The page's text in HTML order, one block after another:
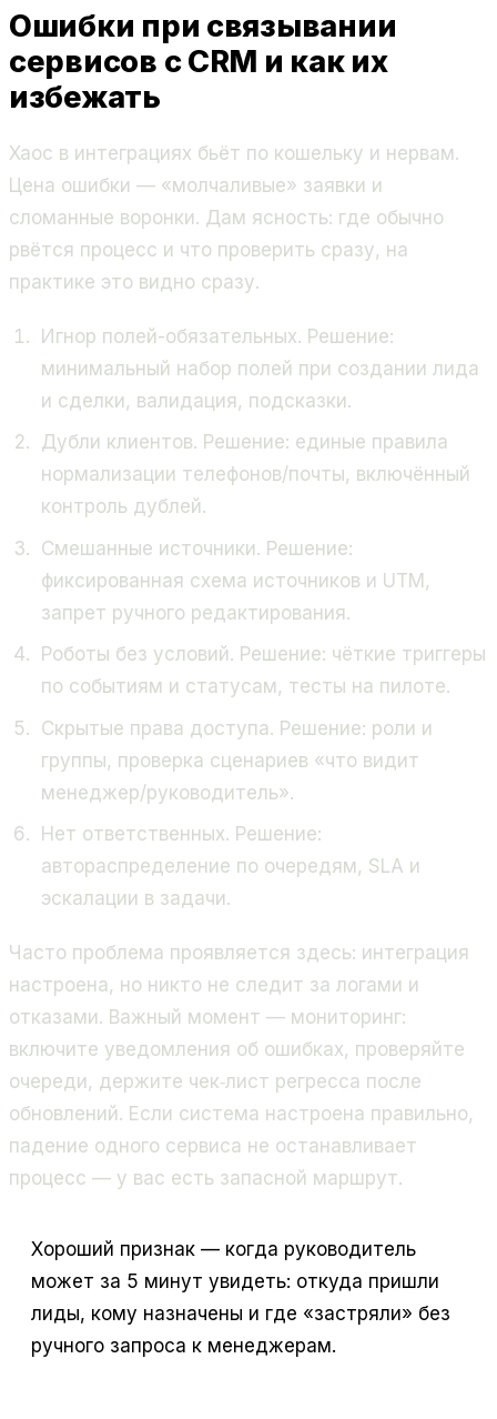
Ошибки при связывании
сервисов с CRM и как их
избежать
Хаос в интеграциях бьёт по кошельку и нервам.
Цена ошибки — «молчаливые» заявки и
сломанные воронки. Дам ясность: где обычно
рвётся процесс и что проверить сразу, на
практике это видно сразу.
Игнор полей-обязательных. Решение:
минимальный набор полей при создании лида
и сделки, валидация, подсказки.
Дубли клиентов. Решение: единые правила
нормализации телефонов/почты, включённый
контроль дублей.
Смешанные источники. Решение:
фиксированная схема источников и UTM,
запрет ручного редактирования.
Роботы без условий. Решение: чёткие триггеры
по событиям и статусам, тесты на пилоте.
Скрытые права доступа. Решение: роли и
группы, проверка сценариев «что видит
менеджер/руководитель».
Нет ответственных. Решение:
автораспределение по очередям, SLA и
эскалации в задачи.
Часто проблема проявляется здесь: интеграция
настроена, но никто не следит за логами и
отказами. Важный момент — мониторинг:
включите уведомления об ошибках, проверяйте
очереди, держите чек‑лист регресса после
обновлений. Если система настроена правильно,
падение одного сервиса не останавливает
процесс — у вас есть запасной маршрут.
Хороший признак — когда руководитель
может за 5 минут увидеть: откуда пришли
лиды, кому назначены и где «застряли» без
ручного запроса к менеджерам.